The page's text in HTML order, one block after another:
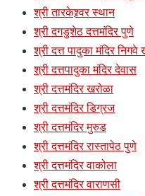
श्री तारकेश्र्वर स्थान
श्री दगडुशेठ दत्तमंदिर पुणे
श्री दत्त पादुका मंदिर निगवे
श्री दत्तपादुका मंदिर देवास
श्री दत्तमंदिर खरोळा
श्री दत्तमंदिर डिग्रज
श्री दत्तमंदिर मुरुड
श्री दत्तमंदिर रास्तापेठ पुणे
श्री दत्तमंदिर वाकोला
श्री दत्तमंदिर वाराणसी